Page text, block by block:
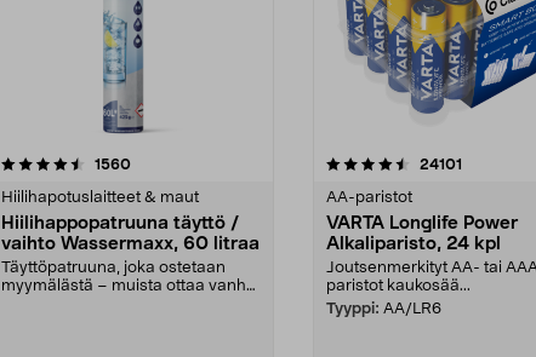
1560arvostelut
Hiilihapotuslaitteet & maut
Hiilihappopatruuna täyttö /
vaihto Wassermaxx, 60 litraa
Täyttöpatruuna, joka ostetaan
myymälästä – muista ottaa vanha
4.5viidestä
24101
AA-paristot
VARTA Longlife Power
Alkaliparisto, 24 kpl
Joutsenmerkityt AA- tai
paristot kaukosää...
Tyyppi: AA/LR6
4.5viidestä